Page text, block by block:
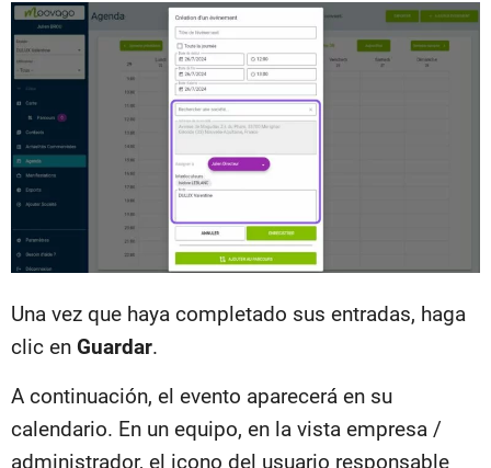
Una vez que haya completado sus entradas, haga
clic en Guardar.
A continuación, el evento aparecerá en su
calendario. En un equipo, en la vista empresa /
administrador, el icono del usuario responsable